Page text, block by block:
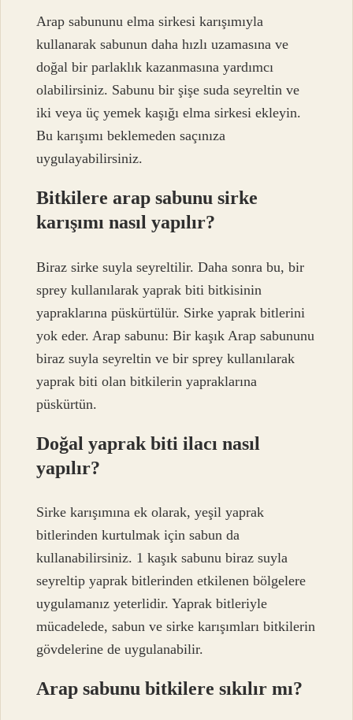
Arap sabununu elma sirkesi karışımıyla
kullanarak sabunun daha hızlı uzamasına ve
doğal bir parlaklık kazanmasına yardımcı
olabilirsiniz. Sabunu bir şişe suda seyreltin ve
iki veya üç yemek kaşığı elma sirkesi ekleyin.
Bu karışımı beklemeden saçınıza
uygulayabilirsiniz.
Bitkilere arap sabunu sirke
karışımı nasıl yapılır?
Biraz sirke suyla seyreltilir. Daha sonra bu, bir
sprey kullanılarak yaprak biti bitkisinin
yapraklarına püskürtülür. Sirke yaprak bitlerini
yok eder. Arap sabunu: Bir kaşık Arap sabununu
biraz suyla seyreltin ve bir sprey kullanılarak
yaprak biti olan bitkilerin yapraklarına
püskürtün.
Doğal yaprak biti ilacı nasıl
yapılır?
Sirke karışımına ek olarak, yeşil yaprak
bitlerinden kurtulmak için sabun da
kullanabilirsiniz. 1 kaşık sabunu biraz suyla
seyreltip yaprak bitlerinden etkilenen bölgelere
uygulamanız yeterlidir. Yaprak bitleriyle
mücadelede, sabun ve sirke karışımları bitkilerin
gövdelerine de uygulanabilir.
Arap sabunu bitkilere sıkılır mı?